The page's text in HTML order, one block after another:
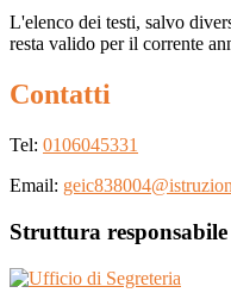
L'elenco dei testi, salvo
resta valido per il corrente
Contatti
Tel: 0106045331
Email:
Struttura responsabile